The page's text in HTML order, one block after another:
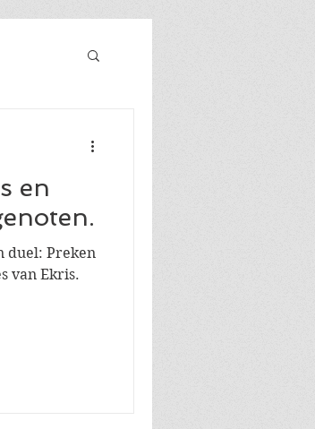
en
duel: Preken
van Ekris.